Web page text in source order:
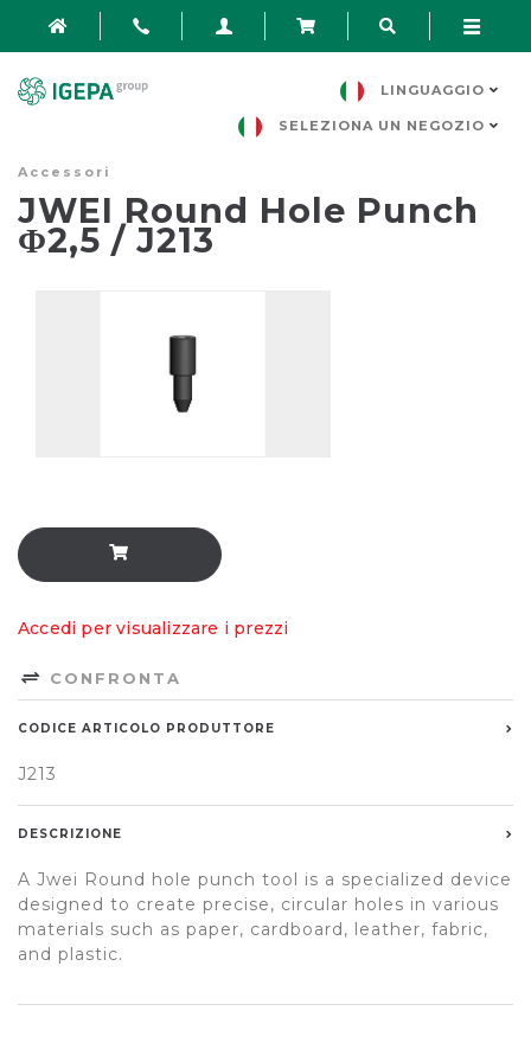
LINGUAGGIO
SELEZIONA UN NEGOZIO
Accessori
JWEI Round Hole Punch
Φ2,5 / J213
Accedi per visualizzare i prezzi
CONFRONTA
CODICE ARTICOLO PRODUTTORE
J213
DESCRIZIONE
A Jwei Round hole punch tool is a specialized device
designed to create precise, circular holes in various
materials such as paper, cardboard, leather, fabric,
and plastic.